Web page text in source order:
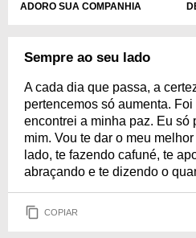
ADORO SUA COMPANHIA
Sempre ao seu lado
A cada dia que passa, a
pertencemos só aumenta.
encontrei a minha paz. Eu só
mim. Vou te dar o meu
lado, te fazendo cafuné, te
abraçando e te dizendo o
COPIAR